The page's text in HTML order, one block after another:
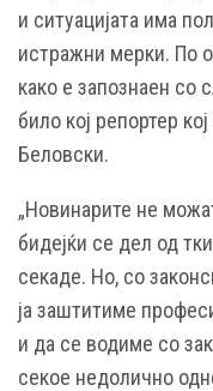
и ситуацијата има
истражни мерки. По
како е запознаен со
било кој репортер
Беловски.
„Новинарите не
бидејќи се дел од
секаде. Но, со
ја заштитиме
и да се водиме со
секое недолично